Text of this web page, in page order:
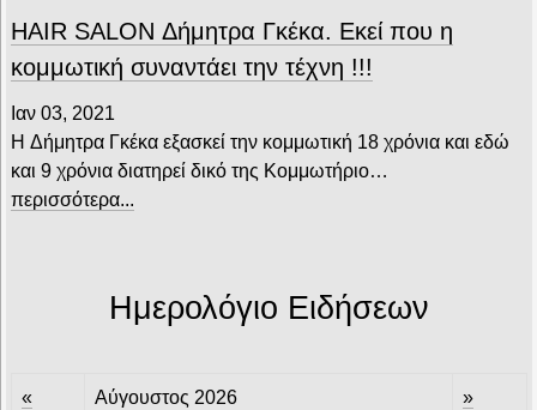
HAIR SALON Δήμητρα Γκέκα. Εκεί που η
κομμωτική συναντάει την τέχνη !!!
Ιαν 03, 2021
H Δήμητρα Γκέκα εξασκεί την κομμωτική 18 χρόνια και εδώ
και 9 χρόνια διατηρεί δικό της Κομμωτήριο…
περισσότερα...
Ημερολόγιο Ειδήσεων
« Αύγουστος 2026 »